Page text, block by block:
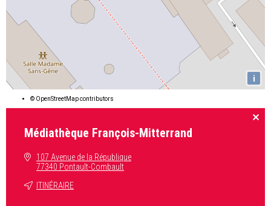
i
© OpenStreetMapcontributors
Médiathèque François-Mitterrand
107 Avenue de la République
77340 Pontault-Combault
ITINÉRAIRE